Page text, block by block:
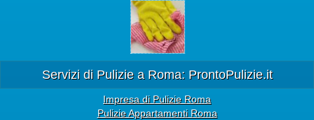
Servizi di Pulizie a Roma: ProntoPulizie.it
Impresa di Pulizie Roma
Pulizie Appartamenti Roma